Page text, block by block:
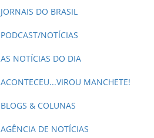
JORNAIS DO BRASIL
PODCAST/NOTÍCIAS
AS NOTÍCIAS DO DIA
ACONTECEU...VIROU MANCHETE!
BLOGS & COLUNAS
AGÊNCIA DE NOTÍCIAS